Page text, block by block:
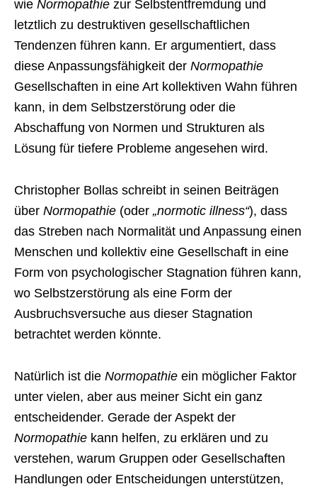
wie Normopathie zur Selbstentfremdung und
letztlich zu destruktiven gesellschaftlichen
Tendenzen führen kann. Er argumentiert, dass
diese Anpassungsfähigkeit der Normopathie
Gesellschaften in eine Art kollektiven Wahn führen
kann, in dem Selbstzerstörung oder die
Abschaffung von Normen und Strukturen als
Lösung für tiefere Probleme angesehen wird.
Christopher Bollas schreibt in seinen Beiträgen
über Normopathie (oder „normotic illness“), dass
das Streben nach Normalität und Anpassung einen
Menschen und kollektiv eine Gesellschaft in eine
Form von psychologischer Stagnation führen kann,
wo Selbstzerstörung als eine Form der
Ausbruchsversuche aus dieser Stagnation
betrachtet werden könnte.
Natürlich ist die Normopathie ein möglicher Faktor
unter vielen, aber aus meiner Sicht ein ganz
entscheidender. Gerade der Aspekt der
Normopathie kann helfen, zu erklären und zu
verstehen, warum Gruppen oder Gesellschaften
Handlungen oder Entscheidungen unterstützen,